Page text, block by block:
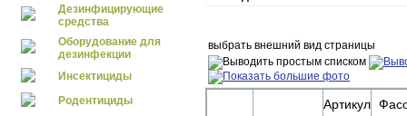
Дезинфицирующие
средства
Оборудование для
дезинфекции
Инсектициды
Родентициды
выбрать внешний вид страницы
Артикул